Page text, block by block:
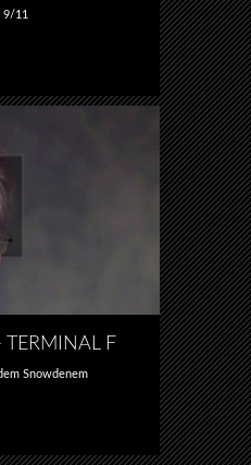
9/11
F
Snowdenem